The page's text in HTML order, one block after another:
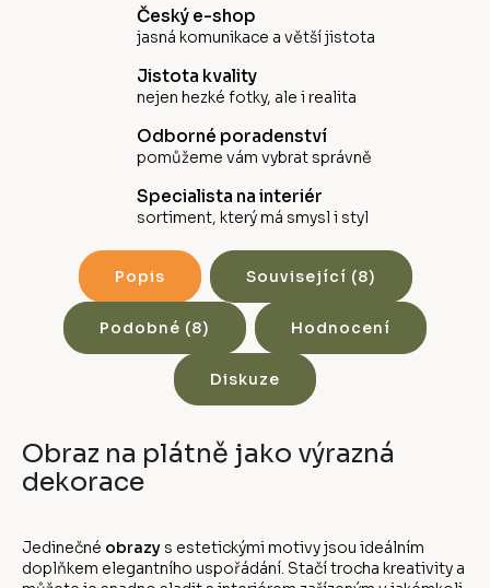
Český e-shop
jasná komunikace a větší jistota
Jistota kvality
nejen hezké fotky, ale i realita
Odborné poradenství
pomůžeme vám vybrat správně
Specialista na interiér
sortiment, který má smysl i styl
Popis Související (8)
Podobné (8) Hodnocení
Diskuze
Obraz na plátně jako výrazná
dekorace
Jedinečné obrazy s estetickými motivy jsou ideálním
doplňkem elegantního uspořádání. Stačí trocha kreativity a